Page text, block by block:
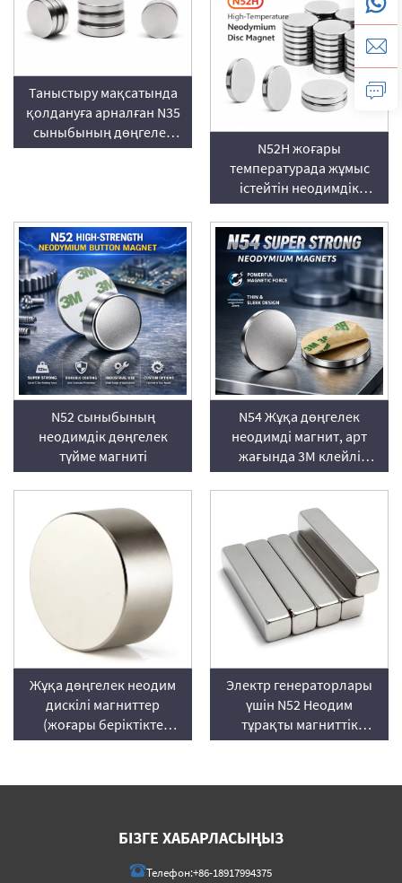
Таныстыру мақсатында
қолдануға арналған N35
сыныбының дөңгелек
неодимдік тоңазытқыш
N52H жоғары
температурада жұмыс
істейтін неодимдік
дискілік магнит
N52 сыныбының
неодимдік дөңгелек
түйме магниті
N54 Жұқа дөңгелек
неодимді магнит, арт
жағында 3M клейлі
қабаты бар
Жұқа дөңгелек неодим
дискілі магниттер
(жоғары беріктікте
NdFeB магниттер)
Электр генераторлары
үшін N52 Неодим
тұрақты магниттік
пластина
БІЗГЕ ХАБАРЛАСЫҢЫЗ
Телефон:+86-18917994375